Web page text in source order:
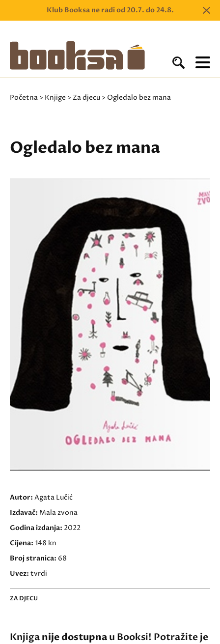
Klub Booksa ne radi od 20.7. do 24.8.
Početna > Knjige > Za djecu > Ogledalo bez mana
Ogledalo bez mana
Autor: Agata Lučić
Izdavač: Mala zvona
Godina izdanja: 2022
Cijena: 148 kn
Broj stranica: 68
Uvez: tvrdi
ZA DJECU
Knjiganije dostupnau Booksi! Potražite je